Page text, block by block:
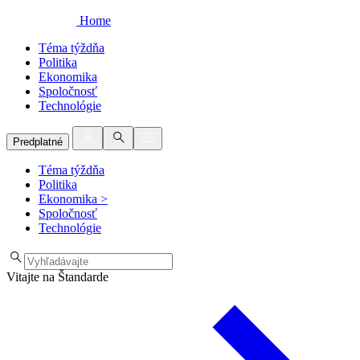
Home
Téma týždňa
Politika
Ekonomika
Spoločnosť
Technológie
Predplatné
Téma týždňa
Politika
Ekonomika >
Spoločnosť
Technológie
Vitajte na Štandarde